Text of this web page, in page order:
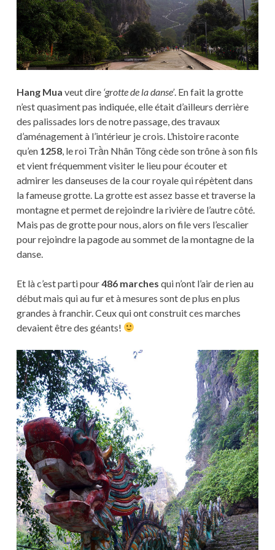
Hang Mua veut dire ‘grotte de la danse’. En fait la grotte
n’est quasiment pas indiquée, elle était d’ailleurs derrière
des palissades lors de notre passage, des travaux
d’aménagement à l’intérieur je crois. L’histoire raconte
qu’en 1258, le roi Trần Nhân Tông cède son trône à son fils
et vient fréquemment visiter le lieu pour écouter et
admirer les danseuses de la cour royale qui répètent dans
la fameuse grotte. La grotte est assez basse et traverse la
montagne et permet de rejoindre la rivière de l’autre côté.
Mais pas de grotte pour nous, alors on file vers l’escalier
pour rejoindre la pagode au sommet de la montagne de la
danse.
Et là c’est parti pour486 marches qui n’ont l’air de rien au
début mais qui au fur et à mesures sont de plus en plus
grandes à franchir. Ceux qui ont construit ces marches
devaient être des géants!